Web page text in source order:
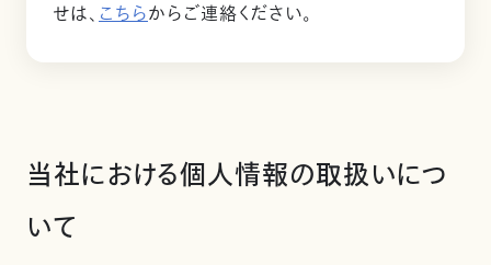
せは、こちらからご連絡ください。
当社における個人情報の取扱いにつ
いて